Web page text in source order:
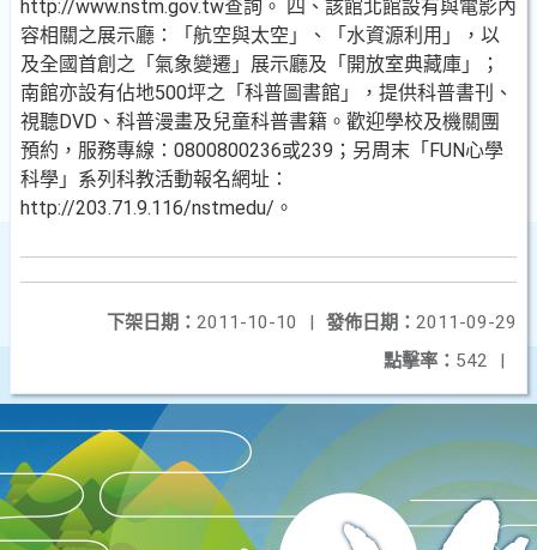
http://www.nstm.gov.tw查詢。 四、該館北館設有與電影內
容相關之展示廳：「航空與太空」、「水資源利用」，以
及全國首創之「氣象變遷」展示廳及「開放室典藏庫」；
南館亦設有佔地500坪之「科普圖書館」，提供科普書刊、
視聽DVD、科普漫畫及兒童科普書籍。歡迎學校及機關團
預約，服務專線：0800800236或239；另周末「FUN心學
科學」系列科教活動報名網址：
http://203.71.9.116/nstmedu/。
發佈日期： 2011-09-29
下架日期： 2011-10-10
|
點擊率： 542 |